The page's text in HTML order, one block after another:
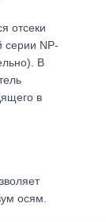
отсеки
серии NP-
В
в
осям.